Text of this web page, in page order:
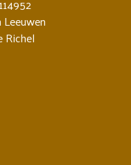
Richel